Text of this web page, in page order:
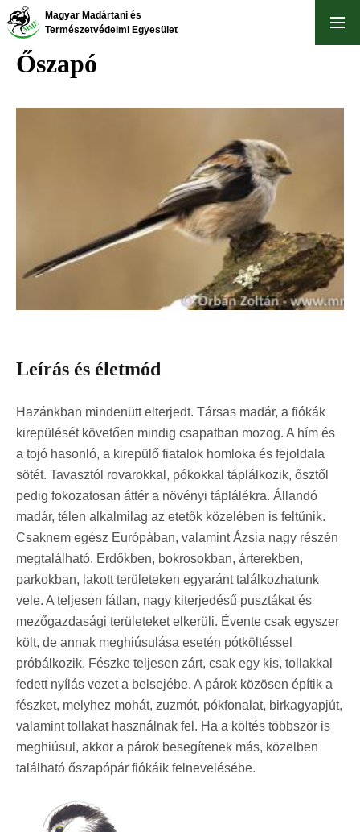
Ugrás
tartalomra
Magyar Madártani és
Természetvédelmi Egyesület
Őszapó
Leírás és életmód
Hazánkban mindenütt elterjedt. Társas madár, a fiókák
kirepülését követően mindig csapatban mozog. A hím és
a tojó hasonló, a kirepülő fiatalok homloka és fejoldala
sötét. Tavasztól rovarokkal, pókokkal táplálkozik, ősztől
pedig fokozatosan áttér a növényi táplálékra. Állandó
madár, télen alkalmilag az etetők közelében is feltűnik.
Csaknem egész Európában, valamint Ázsia nagy részén
megtalálható. Erdőkben, bokrosokban, árterekben,
parkokban, lakott területeken egyaránt találkozhatunk
vele. A teljesen fátlan, nagy kiterjedésű pusztákat és
mezőgazdasági területeket elkerüli. Évente csak egyszer
költ, de annak meghiúsulása esetén pótköltéssel
próbálkozik. Fészke teljesen zárt, csak egy kis, tollakkal
fedett nyílás vezet a belsejébe. A párok közösen építik a
fészket, melyhez mohát, zuzmót, pókfonalat, birkagyapjút,
valamint tollakat használnak fel. Ha a költés többször is
meghiúsul, akkor a párok besegítenek más, közelben
található őszapópár fiókáik felnevelésébe.